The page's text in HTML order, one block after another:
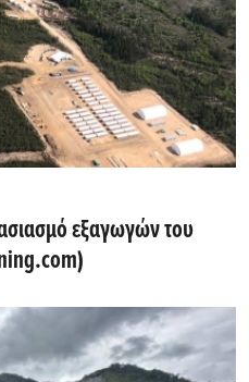
εξαγωγών του